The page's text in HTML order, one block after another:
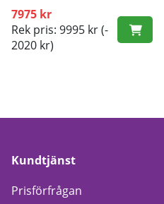
7975 kr
Rek pris: 9995 kr(-
2020 kr)
Kundtjänst
Prisförfrågan